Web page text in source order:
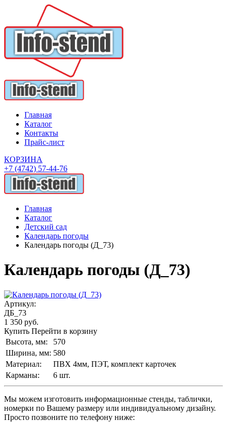
Главная
Каталог
Контакты
Прайс-лист
КОРЗИНА
+7 (4742) 57-44-76
Главная
Каталог
Детский сад
Календарь погоды
Календарь погоды (Д_73)
Календарь погоды (Д_73)
Артикул:
ДБ_73
1 350 руб.
Купить Перейти в корзину
Высота, мм:
570
Ширина, мм: 580
Материал:
ПВХ 4мм, ПЭТ, комплект карточек
Карманы:
6 шт.
Мы можем изготовить информационные стенды, таблички,
номерки по Вашему размеру или индивидуальному дизайну.
Просто позвоните по телефону ниже: